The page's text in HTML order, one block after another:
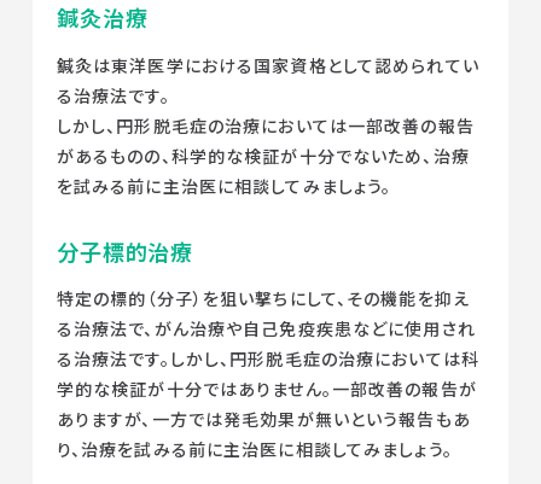
鍼灸治療
鍼灸は東洋医学における国家資格として認められてい
る治療法です。
しかし、円形脱毛症の治療においては一部改善の報告
があるものの、科学的な検証が十分でないため、治療
を試みる前に主治医に相談してみましょう。
分子標的治療
特定の標的（分子）を狙い撃ちにして、その機能を抑え
る治療法で、がん治療や自己免疫疾患などに使用され
る治療法です。しかし、円形脱毛症の治療においては科
学的な検証が十分ではありません。一部改善の報告が
ありますが、一方では発毛効果が無いという報告もあ
り、治療を試みる前に主治医に相談してみましょう。